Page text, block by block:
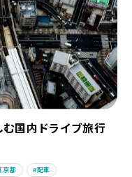
国内ドライブ旅行
京都 配車